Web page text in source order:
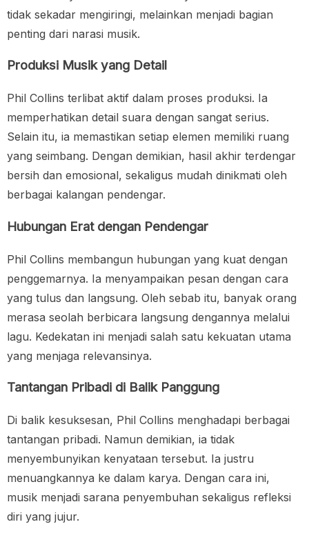
tidak sekadar mengiringi, melainkan menjadi bagian
penting dari narasi musik.
Produksi Musik yang Detail
Phil Collins terlibat aktif dalam proses produksi. Ia
memperhatikan detail suara dengan sangat serius.
Selain itu, ia memastikan setiap elemen memiliki ruang
yang seimbang. Dengan demikian, hasil akhir terdengar
bersih dan emosional, sekaligus mudah dinikmati oleh
berbagai kalangan pendengar.
Hubungan Erat dengan Pendengar
Phil Collins membangun hubungan yang kuat dengan
penggemarnya. Ia menyampaikan pesan dengan cara
yang tulus dan langsung. Oleh sebab itu, banyak orang
merasa seolah berbicara langsung dengannya melalui
lagu. Kedekatan ini menjadi salah satu kekuatan utama
yang menjaga relevansinya.
Tantangan Pribadi di Balik Panggung
Di balik kesuksesan, Phil Collins menghadapi berbagai
tantangan pribadi. Namun demikian, ia tidak
menyembunyikan kenyataan tersebut. Ia justru
menuangkannya ke dalam karya. Dengan cara ini,
musik menjadi sarana penyembuhan sekaligus refleksi
diri yang jujur.